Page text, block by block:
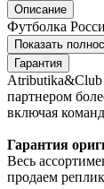
Описание
Футболка
Показать
Гарантия
партнером
включая
Гарантия
Весь
продаем